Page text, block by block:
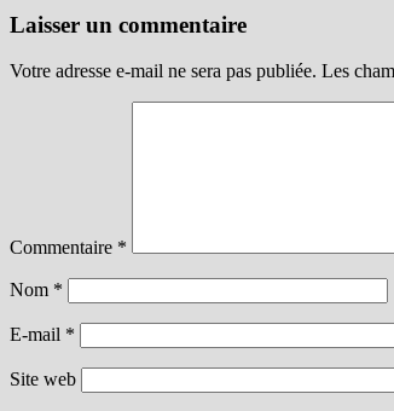
Laisser un commentaire
Votre adresse e-mail ne sera pas publiée. Les
Commentaire *
Nom *
E-mail *
Site web